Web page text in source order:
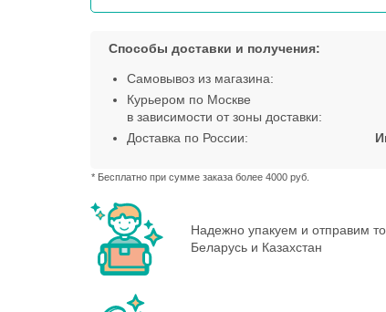
Способы доставки и получения:
Самовывоз из магазина:
Курьером по Москве
в зависимости от зоны доставки:
* Бесплатно при сумме заказа более 4000 руб.
Доставка по России:
Надежно упакуем и отправим
Беларусь и Казахстан